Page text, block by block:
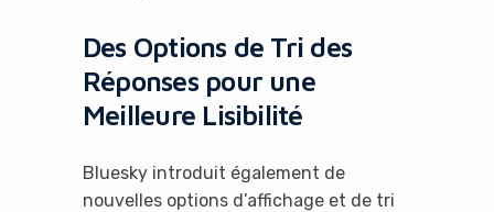
Des Options de Tri des
Réponses pour une
Meilleure Lisibilité
Bluesky introduit également de
nouvelles options d’affichage et de tri